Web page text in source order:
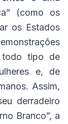
(como os
os Estados
todo tipo de
e, de
Assim,
derradeiro
Branco”, a